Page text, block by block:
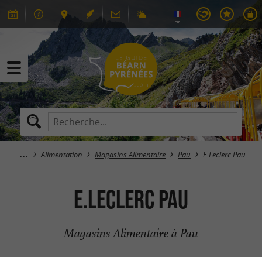
Alimentation Magasins Alimentaire Pau E.Leclerc Pau
E.Leclerc Pau
Magasins Alimentaire à Pau